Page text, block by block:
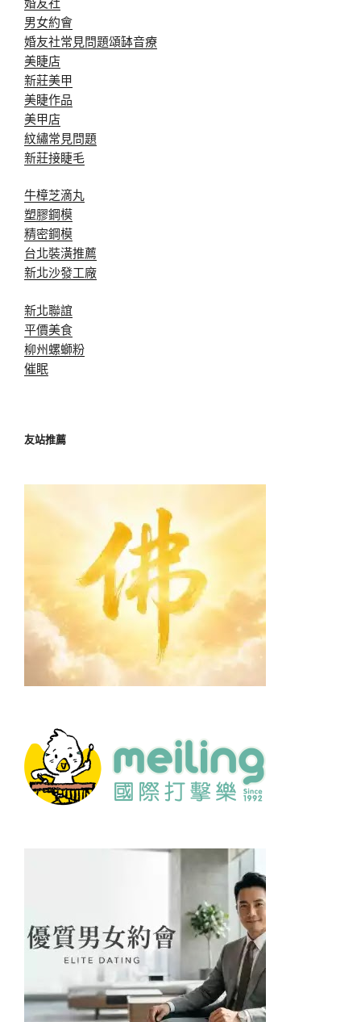
男女約會
婚友社常見問題頌缽音療
美睫店
新莊美甲
美睫作品
美甲店
紋繡常見問題
新莊接睫毛
牛樟芝滴丸
塑膠鋼模
精密鋼模
台北裝潢推薦
新北沙發工廠
新北聯誼
平價美食
柳州螺螄粉
催眠
友站推薦